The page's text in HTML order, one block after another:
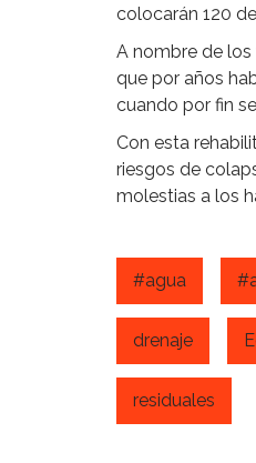
colocarán 120
A nombre de
que por años
cuando por fin
Con esta
riesgos de
molestias a los
#agua
drenaje
residuales